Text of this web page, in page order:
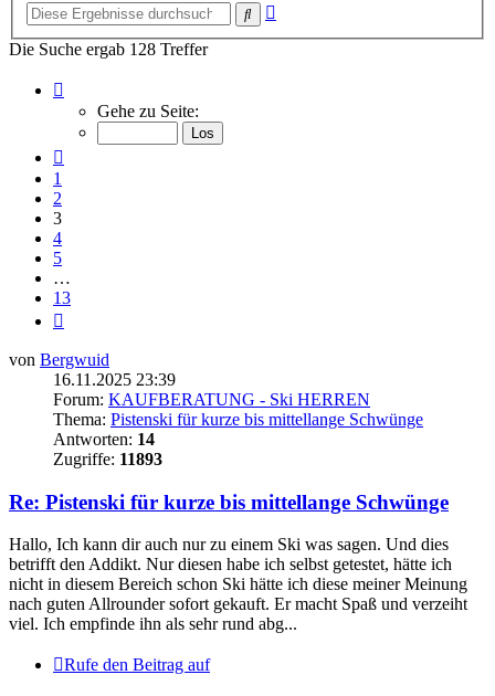
Suche
Die Suche ergab 128 Treffer
von
Gehe zu Seite:
1
2
3
4
5
…
13
von Bergwuid
16.11.2025 23:39
Forum: KAUFBERATUNG - Ski HERREN
Thema: Pistenski für kurze bis mittellange Schwünge
Antworten: 14
Zugriffe: 11893
Re: Pistenski für kurze bis mittellange Schwünge
Hallo, Ich kann dir auch nur zu einem Ski was sagen. Und dies
betrifft den Addikt. Nur diesen habe ich selbst getestet, hätte ich
nicht in diesem Bereich schon Ski hätte ich diese meiner Meinung
nach guten Allrounder sofort gekauft. Er macht Spaß und verzeiht
viel. Ich empfinde ihn als sehr rund abg...
Rufe den Beitrag auf